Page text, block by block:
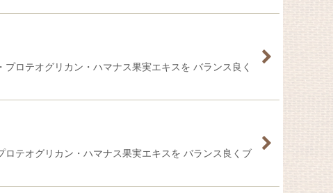
ロテオグリカン・ハマナス果実エキスを バランス良く
テオグリカン・ハマナス果実エキスを バランス良くブ